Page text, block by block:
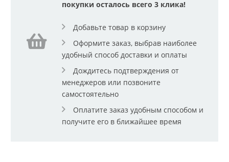
покупки осталось всего 3 клика!
Добавьте товар в корзину
Оформите заказ, выбрав наиболее
удобный способ доставки и оплаты
Дождитесь подтверждения от
менеджеров или позвоните
самостоятельно
Оплатите заказ удобным способом и
получите его в ближайшее время